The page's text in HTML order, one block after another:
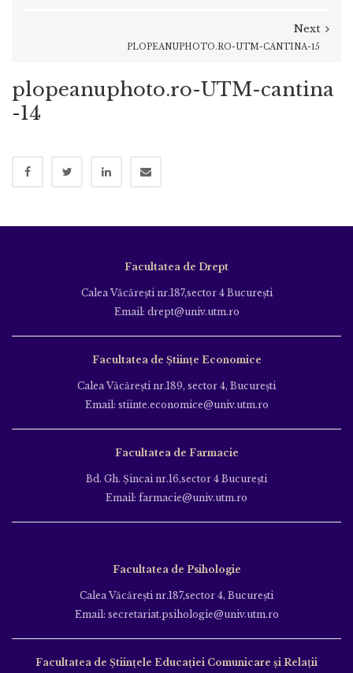
Next
PLOPEANUPHOTO.RO-UTM-CANTINA-15
plopeanuphoto.ro-UTM-cantina
-14
Facultatea de Drept
Calea Văcăreşti nr.187,sector 4 Bucureşti
Email: drept@univ.utm.ro
Facultatea de Științe Economice
Calea Văcăreşti nr.189, sector 4, Bucureşti
Email: stiinte.economice@univ.utm.ro
Facultatea de Farmacie
Bd. Gh. Şincai nr.16,sector 4 Bucureşti
Email: farmacie@univ.utm.ro
Facultatea de Psihologie
Calea Văcăreşti nr.187,sector 4, Bucureşti
Email: secretariat.psihologie@univ.utm.ro
Facultatea de Ştiinţele Educației Comunicare și Relații